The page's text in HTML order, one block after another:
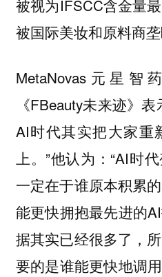
被视为IFSCC含金量
被国际美妆和原料商垄
MetaNovas元星智
《FBeauty未来迹》
AI时代其实把大家重
上。”他认为：“AI时
一定在于谁原本积累
能更快拥抱最先进的
据其实已经很多了，
要的是谁能更快地调